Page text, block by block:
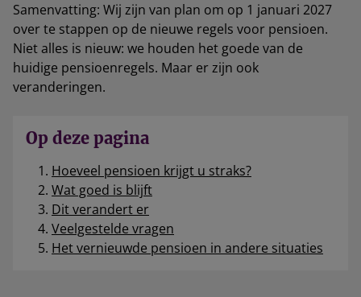
Samenvatting: Wij zijn van plan om op 1 januari 2027
over te stappen op de nieuwe regels voor pensioen.
Niet alles is nieuw: we houden het goede van de
huidige pensioenregels. Maar er zijn ook
veranderingen.
Op deze pagina
Hoeveel pensioen krijgt u straks?
Wat goed is blijft
Dit verandert er
Veelgestelde vragen
Het vernieuwde pensioen in andere situaties